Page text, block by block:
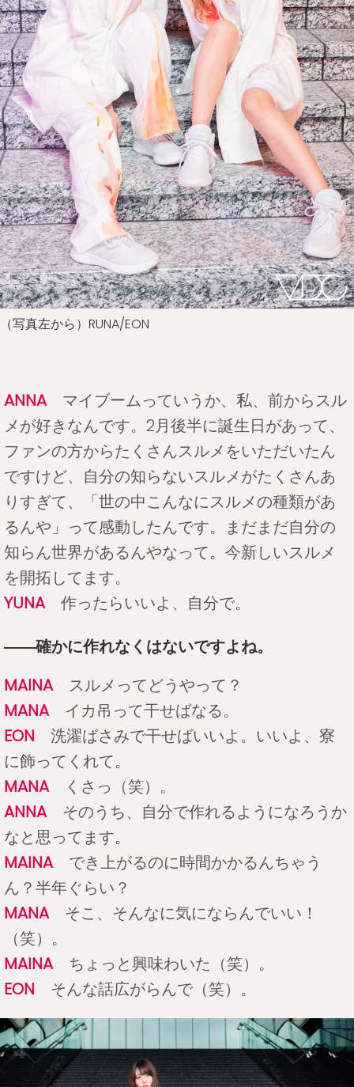
（写真左から）RUNA/EON
ANNAマイブームっていうか、私、前からスル
メが好きなんです。2月後半に誕生日があって、
ファンの方からたくさんスルメをいただいたん
ですけど、自分の知らないスルメがたくさんあ
りすぎて、「世の中こんなにスルメの種類があ
るんや」って感動したんです。まだまだ自分の
知らん世界があるんやなって。今新しいスルメ
を開拓してます。
YUNA作ったらいいよ、自分で。
――確かに作れなくはないですよね。
MAINAスルメってどうやって？
MANAイカ吊って干せばなる。
EON 洗濯ばさみで干せばいいよ。いいよ、寮
に飾ってくれて。
MANAくさっ（笑）。
ANNAそのうち、自分で作れるようになろうか
なと思ってます。
MAINAでき上がるのに時間かかるんちゃう
ん？半年ぐらい？
MANAそこ、そんなに気にならんでいい！
（笑）。
MAINAちょっと興味わいた（笑）。
EON そんな話広がらんで（笑）。